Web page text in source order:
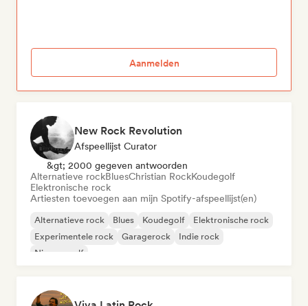
Aanmelden
New Rock Revolution
Afspeellijst Curator
&gt; 2000 gegeven antwoorden
Alternatieve rockBluesChristian RockKoudegolf
Elektronische rock
Artiesten toevoegen aan mijn Spotify-afspeellijst(en)
Alternatieve rock Blues Koudegolf
Elektronische rock
Experimentele rock
Garagerock
Indie rock
Nieuwe golf